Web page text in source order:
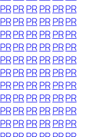
PRPRPRPR PRPR
PRPRPRPR PRPR
PRPRPRPR PRPR
PRPRPRPR PRPR
PRPRPRPR PRPR
PRPRPRPR PRPR
PRPRPRPR PRPR
PRPRPRPR PRPR
PRPRPRPR PRPR
PRPRPRPR PRPR